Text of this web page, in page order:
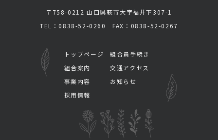
〒758-0212 山口県萩市大字福井下307-1
TEL：0838-52-0260 FAX：0838-52-0267
トップページ
組合員手続き
組合案内
交通アクセス
事業内容
お知らせ
採用情報